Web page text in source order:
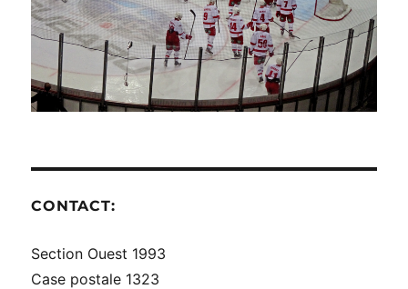
CONTACT:
Section Ouest 1993
Case postale 1323